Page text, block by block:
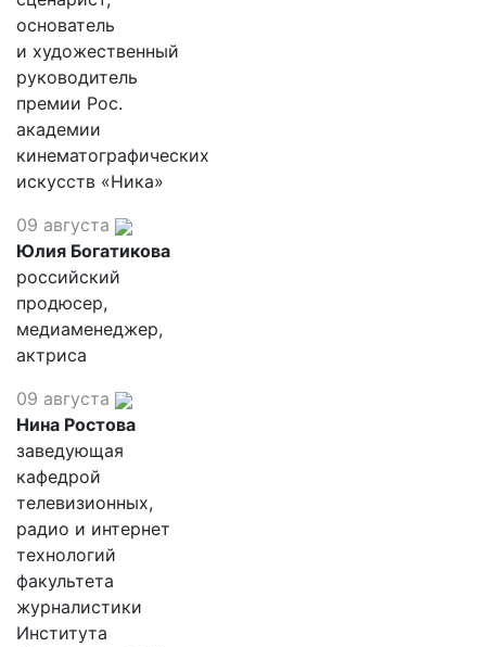
основатель
и художественный
руководитель
премии Рос.
академии
кинематографических
искусств «Ника»
09 августа
Юлия Богатикова
российский
продюсер,
медиаменеджер,
актриса
09 августа
Нина Ростова
заведующая
кафедрой
телевизионных,
радио и интернет
технологий
факультета
журналистики
Института